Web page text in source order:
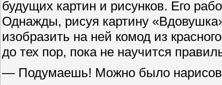
будущих картин и рисунков. Его
Однажды, рисуя картину
изобразить на ней комод из
до тех пор, пока не научится
— Подумаешь! Можно было